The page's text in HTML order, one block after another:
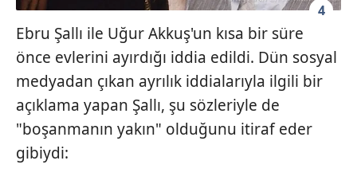
4
Ebru Şallı ile Uğur Akkuş'un kısa bir süre
önce evlerini ayırdığı iddia edildi. Dün sosyal
medyadan çıkan ayrılık iddialarıyla ilgili bir
açıklama yapan Şallı, şu sözleriyle de
"boşanmanın yakın" olduğunu itiraf eder
gibiydi: